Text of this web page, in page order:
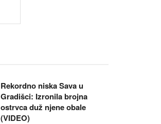
Rekordno niska Sava u
Gradišci: Izronila brojna
ostrvca duž njene obale
(VIDEO)